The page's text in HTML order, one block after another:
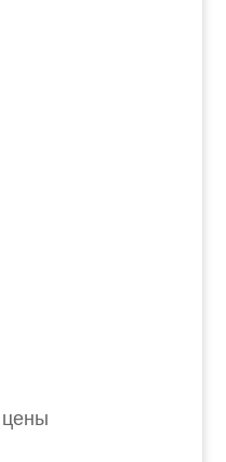
Музеи — расписание и цены